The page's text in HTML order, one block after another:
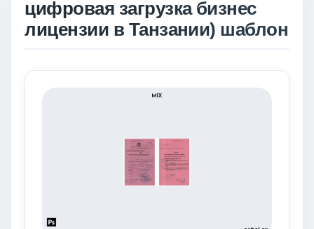
цифровая загрузка бизнес
лицензии в Танзании) шаблон